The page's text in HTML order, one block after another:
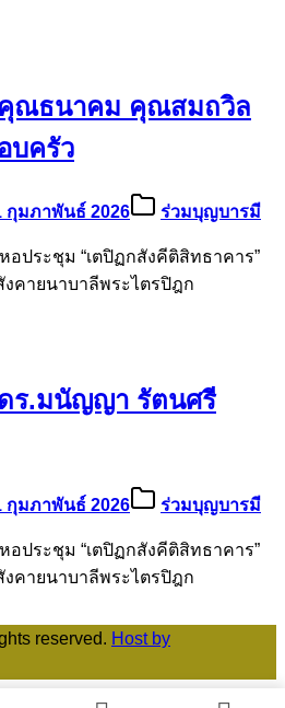
ณธนาคม คุณสมถวิล
บครัว
กุมภาพันธ์ 2026 ร่วมบุญบารมี
อประชุม “เตปิฏกสังคีติสิทธาคาร”
งคายนาบาลีพระไตรปิฎก
ร.มนัญญา รัตนศรี
กุมภาพันธ์ 2026 ร่วมบุญบารมี
อประชุม “เตปิฏกสังคีติสิทธาคาร”
งคายนาบาลีพระไตรปิฎก
reserved. Host by